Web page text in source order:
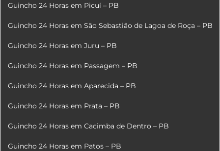
Guincho 24 Horas em Picuí – PB
Guincho 24 Horas em São Sebastião de Lagoa de Roça – PB
Guincho 24 Horas em Juru – PB
Guincho 24 Horas em Passagem – PB
Guincho 24 Horas em Aparecida – PB
Guincho 24 Horas em Prata – PB
Guincho 24 Horas em Cacimba de Dentro – PB
Guincho 24 Horas em Patos – PB